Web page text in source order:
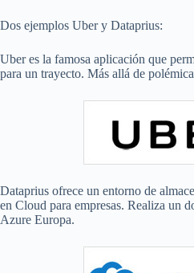
Dos ejemplos Uber y Dataprius:
Uber es la famosa aplicación que
para un trayecto. Más allá de
Dataprius ofrece un entorno de
en Cloud para empresas. Realiza un
Azure Europa.